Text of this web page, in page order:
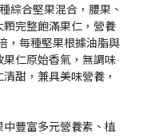
綜合堅果混合，腰果、
完整飽滿果仁，營養
，每種堅果根據油脂與
仁原始香氣，無調味
甜，兼具美味營養，
豐富多元營養素、植